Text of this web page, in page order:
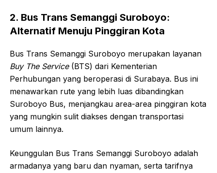
2. Bus Trans Semanggi Suroboyo:
Alternatif Menuju Pinggiran Kota
Bus Trans Semanggi Suroboyo merupakan layanan
Buy The Service(BTS) dari Kementerian
Perhubungan yang beroperasi di Surabaya. Bus ini
menawarkan rute yang lebih luas dibandingkan
Suroboyo Bus, menjangkau area-area pinggiran kota
yang mungkin sulit diakses dengan transportasi
umum lainnya.
Keunggulan Bus Trans Semanggi Suroboyo adalah
armadanya yang baru dan nyaman, serta tarifnya